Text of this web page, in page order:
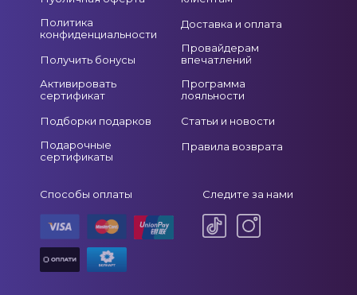
Политика
конфиденциальности
Получить бонусы
Активировать
сертификат
Подборки подарков
Подарочные
сертификаты
Доставка и оплата
Провайдерам
впечатлений
Программа
лояльности
Статьи и новости
Правила возврата
Способы оплаты Следите за нами